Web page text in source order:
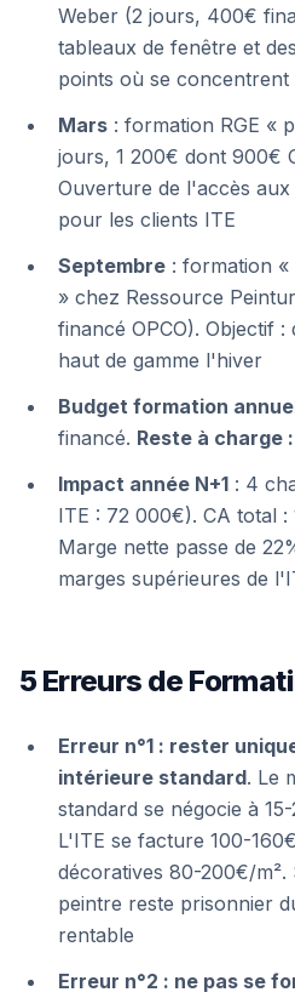
Weber (2 jours, 400€
tableaux de fenêtre et
points où se concentrent
Mars : formation RGE «
jours, 1 200€ dont 900€
Ouverture de l'accès aux
pour les clients ITE
Septembre : formation «
» chez Ressource
financé OPCO). Objectif
haut de gamme l'hiver
Budget formation
financé. Reste à charge
Impact année N+1 : 4
ITE : 72 000€). CA total
Marge nette passe de
marges supérieures de
5 Erreurs de
Erreur n°1 : rester
intérieure standard. Le
standard se négocie à
L'ITE se facture 100-
décoratives 80-200€/
peintre reste prisonnier
rentable
Erreur n°2 : ne pas se